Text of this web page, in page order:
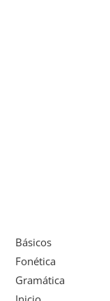
Básicos
Fonética
Gramática